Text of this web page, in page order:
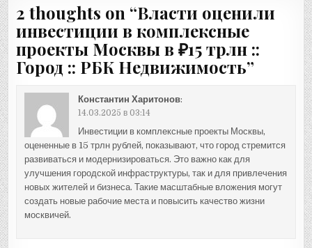
2 thoughts on “Власти оценили
инвестиции в комплексные
проекты Москвы в ₽15 трлн ::
Город :: РБК Недвижимость”
Константин Харитонов:
14.03.2025 в 03:14
Инвестиции в комплексные проекты Москвы,
оцененные в 15 трлн рублей, показывают, что город стремится
развиваться и модернизироваться. Это важно как для
улучшения городской инфраструктуры, так и для привлечения
новых жителей и бизнеса. Такие масштабные вложения могут
создать новые рабочие места и повысить качество жизни
москвичей.